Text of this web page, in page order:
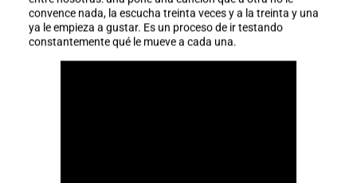
convence nada, la escucha treinta veces y a la treinta y una
ya le empieza a gustar. Es un proceso de ir testando
constantemente qué le mueve a cada una.